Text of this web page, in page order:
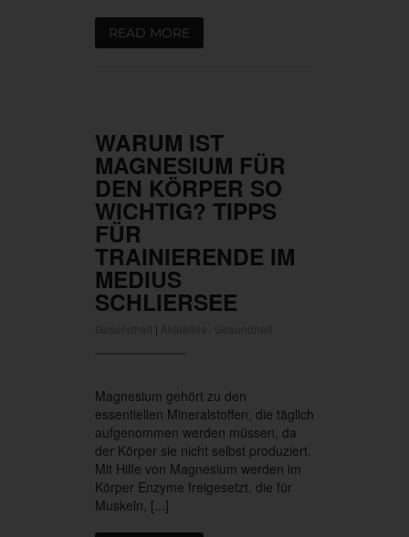
READ MORE
WARUM IST
MAGNESIUM FÜR
DEN KÖRPER SO
WICHTIG? TIPPS
FÜR
TRAINIERENDE IM
MEDIUS
SCHLIERSEE
| ·
Magnesium gehört zu den
essentiellen Mineralstoffen, die täglich
aufgenommen werden müssen, da
der Körper sie nicht selbst produziert.
Mit Hilfe von Magnesium werden im
Körper Enzyme freigesetzt, die für
Muskeln, [...]